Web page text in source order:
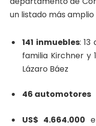
un listado más
141 inmuebles: 13
familia Kirchner y
Lázaro Báez
46 automotores
US$ 4.664.000